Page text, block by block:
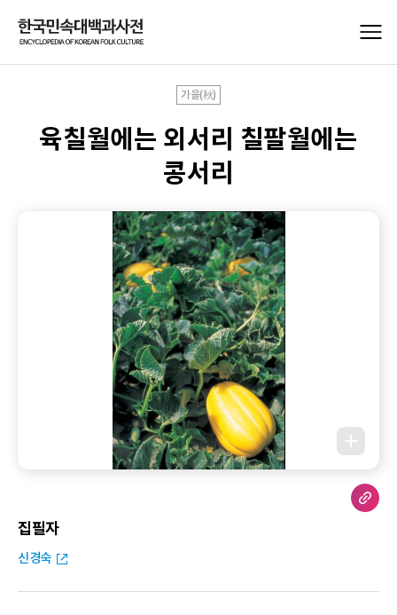
가을(秋)
육칠월에는 외서리 칠팔월에는
콩서리
집필자
신경숙